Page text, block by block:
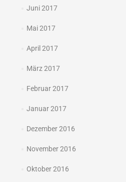
Juni 2017
Mai 2017
April 2017
März 2017
Februar 2017
Januar 2017
Dezember 2016
November 2016
Oktober 2016